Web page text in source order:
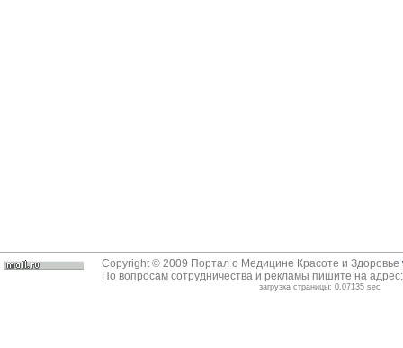
Copyright © 2009 Портал о Медицине Красоте и Здоровье
По вопросам сотрудничества и рекламы пишите на
загрузка страницы: 0.07135 sec